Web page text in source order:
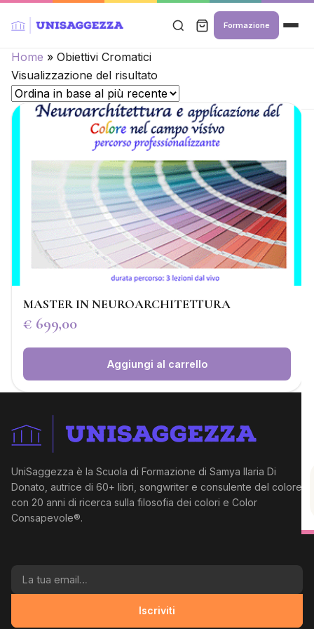
Formazione
Home » Obiettivi Cromatici
Visualizzazione del risultato
MASTER IN NEUROARCHITETTURA
€ 699,00
Aggiungi al carrello
UniSaggezza è la Scuola di Formazione di Samya Ilaria Di
Donato, autrice di 60+ libri, songwriter e consulente del colore
con 20 anni di ricerca sulla filosofia dei colori e Color
Consapevole®.
La tua email
Iscriviti